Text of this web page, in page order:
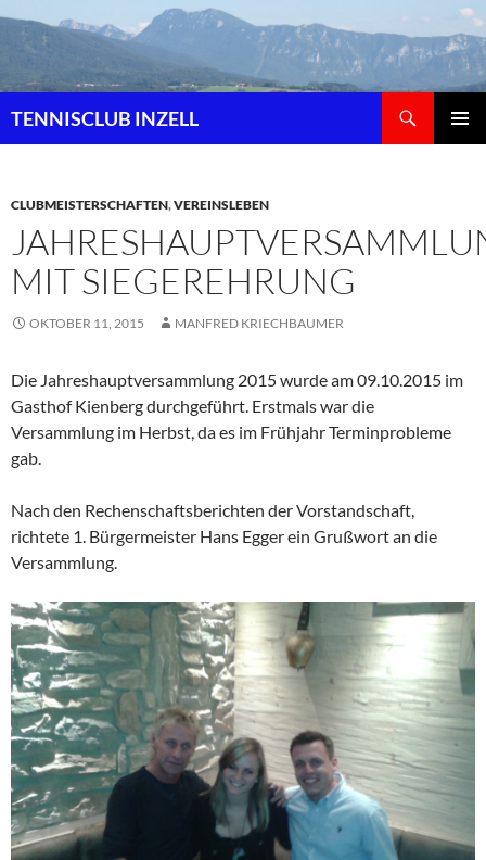
Zum
Inhalt
TENNISCLUB INZELL
CLUBMEISTERSCHAFTEN,VEREINSLEBEN
MIT SIEGEREHRUNG
OKTOBER 11, 2015 MANFRED KRIECHBAUMER
Die Jahreshauptversammlung 2015 wurde am 09.10.2015 im
Gasthof Kienberg durchgeführt. Erstmals war die
Versammlung im Herbst, da es im Frühjahr Terminprobleme
gab.
Nach den Rechenschaftsberichten der Vorstandschaft,
richtete 1. Bürgermeister Hans Egger ein Grußwort an die
Versammlung.